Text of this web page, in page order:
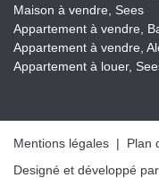
Maison à vendre, Sees
Appartement à vendre,
Appartement à vendre,
Appartement à louer,
Mentions légales | Plan
Designé et développé par